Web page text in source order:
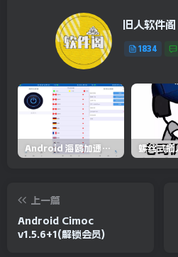
旧人软件阁
1834
Android 海鸥加速器v6.6.3(解锁会员)
上一篇
Android Cimoc
v1.5.6+1(解锁会员)